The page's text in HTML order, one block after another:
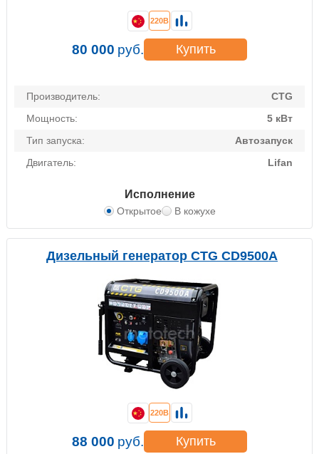
Производитель:
CTG
Мощность:
5 кВт
Тип запуска:
Автозапуск
Двигатель:
Lifan
Исполнение
Открытое В кожухе
220В
80 000 руб. Купить
Дизельный генератор CTG CD9500A
220В
88 000 руб. Купить